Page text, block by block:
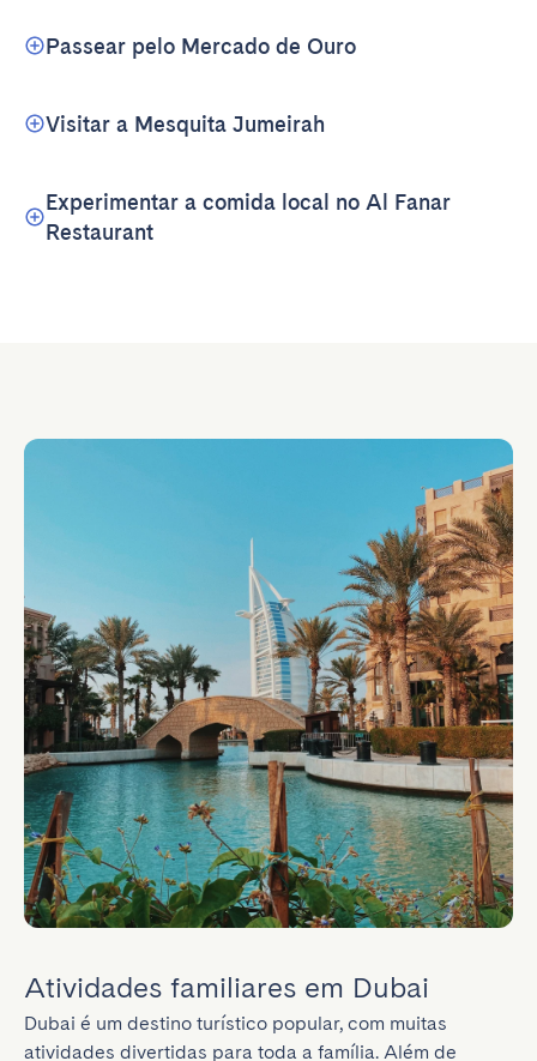
Passear pelo Mercado de Ouro
Visitar a Mesquita Jumeirah
Experimentar a comida local no Al Fanar
Restaurant
Atividades familiares em Dubai
Dubai é um destino turístico popular, com muitas
atividades divertidas para toda a família. Além de